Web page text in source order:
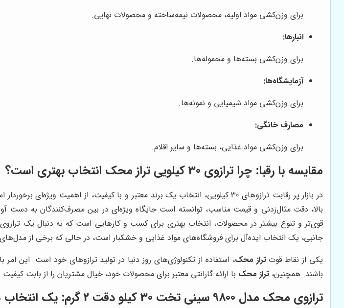
برای وزن‌کشی مواد اولیه، محصولات نیمه‌ساخته و محصولات نهایی.
انبارها:
برای وزن‌کشی بسته‌ها و محموله‌ها.
آزمایشگاه‌ها:
برای وزن‌کشی مواد شیمیایی و نمونه‌ها.
مصارف خانگی:
برای وزن‌کشی مواد غذایی، بسته‌ها و سایر اقلام.
مقایسه با رقبا: چرا ترازوی 30 کیلویی تراز محک انتخاب بهتری است؟
در بازار پر رقابت ترازوهای 30 کیلویی، انتخاب یک برند معتبر و با کیفیت، از اهمیت ویژه‌ای برخوردار است. برندهای مختلفی در این زمینه فعالیت دارند، اما
بالا، دقت مثال‌زدنی و قیمت مناسب، توانسته است جایگاه ویژه‌ای در بین مصرف‌کنندگان به دست
جانبی، یک انتخاب ایده‌آل برای فروشگاه‌های مواد غذایی و خشکبار است، در حالی که برخی از
یکی از نقاط قوتتراز محک، استفاده از تکنولوژی‌های روز دنیا در تولید ترازوهای خود است. این
باشند. همچنین، تراز محک با ارائه گارانتی معتبر برای محصولات خود، خیال مشتریان را از بابت
ترازوی محک مدل 9800 سینی تخت 30 کیلو دقت 2 گرم: یک انتخاب هوشمندانه